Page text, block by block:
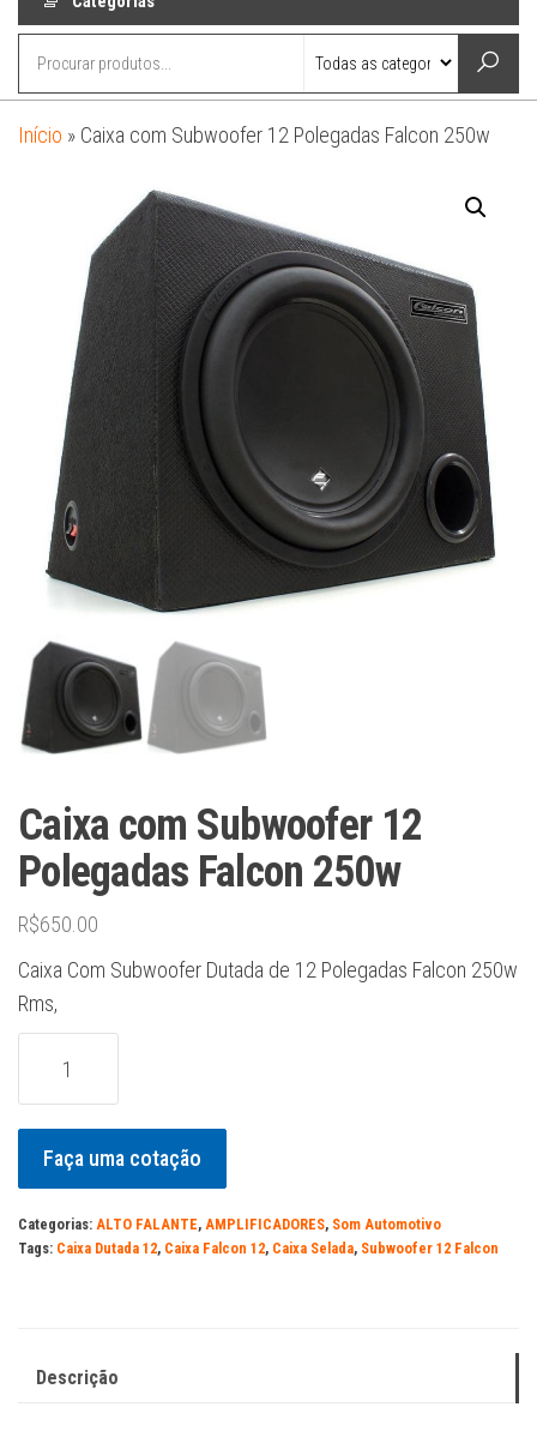
Início » Caixa com Subwoofer 12 Polegadas Falcon 250w
Caixa com Subwoofer 12
Polegadas Falcon 250w
R$650.00
Caixa Com Subwoofer Dutada de 12 Polegadas Falcon 250w
Rms,
Polegadas
Falcon
250w
Faça uma cotação
Categorias: ALTO FALANTE, AMPLIFICADORES, Som Automotivo
Tags: Caixa Dutada 12, Caixa Falcon 12, Caixa Selada, Subwoofer 12 Falcon
Descrição